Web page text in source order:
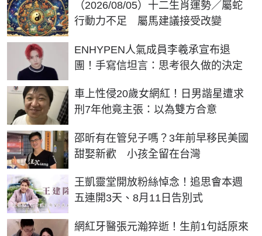
（2026/08/05）十二生肖運勢／屬蛇
行動力不足 屬馬建議接受改變
ENHYPEN人氣成員李羲承宣布退
團！手寫信坦言：思考很久做的決定
車上性侵20歲女網紅！日男諧星遭求
刑7年他竟主張：以為雙方合意
邵昕有在管兒子嗎？3年前早移民美國
甜娶新歡 小孩全留在台灣
王凱靈堂開放粉絲悼念！追思會本週
五連開3天、8月11日告別式
網紅牙醫張元瀚猝逝！生前1句話原來